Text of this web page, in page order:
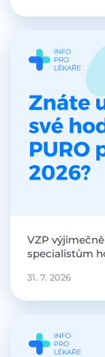
VZP
specialistům
31. 7. 2026